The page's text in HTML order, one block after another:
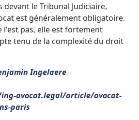
le Tribunal Judiciaire,
est généralement obligatoire.
l'est pas, elle est fortement
tenu de la complexité du droit
Ingelaere
avocat.legal/article/avocat-
paris